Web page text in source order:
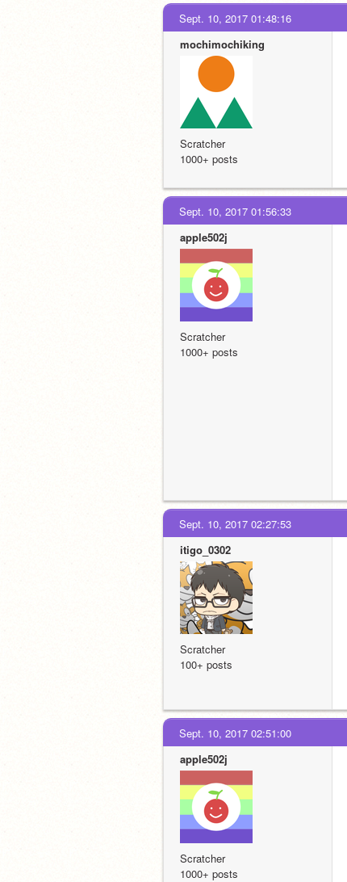
Sept. 10, 2017 01:48:16
mochimochiking
Scratcher
1000+ posts
Sept. 10, 2017 01:56:33
apple502j
Scratcher
1000+ posts
Sept. 10, 2017 02:27:53
itigo_0302
Scratcher
100+ posts
Sept. 10, 2017 02:51:00
apple502j
Scratcher
1000+ posts